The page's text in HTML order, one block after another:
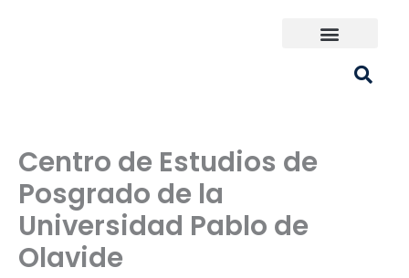
Centro de Estudios de
Posgrado de la
Universidad Pablo de
Olavide